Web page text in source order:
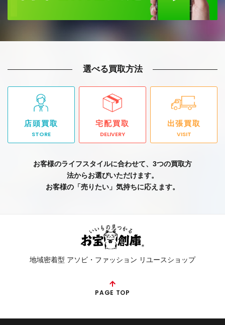
選べる買取方法
店頭買取
STORE
宅配買取
DELIVERY
出張買取
VISIT
お客様のライフスタイルに合わせて、3つの買取方
法からお選びいただけます。
お客様の「売りたい」気持ちに応えます。
地域密着型 アソビ・ファッション リユースショップ
PAGE TOP